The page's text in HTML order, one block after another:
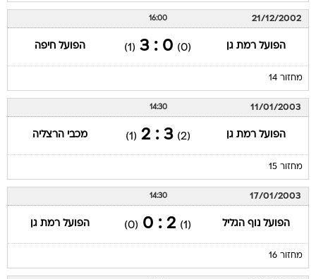
21/12/2002
16:00
הפועל רמת גן (0)
0 : 3
(1) הפועל חיפה
מחזור 14
11/01/2003
14:30
הפועל רמת גן (2)
3 : 2
(1) מכבי הרצליה
מחזור 15
17/01/2003
14:30
הפועל נוף הגליל (1)
2 : 0
(0) הפועל רמת גן
מחזור 16